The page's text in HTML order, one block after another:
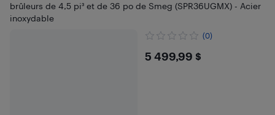
brûleurs de 4,5 pi³ et de 36 po de Smeg (SPR36UGMX) - Acier
inoxydable
(0)
$5499.99
5 499,99 $